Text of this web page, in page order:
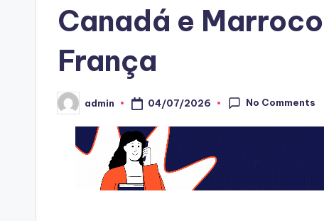
Canadá e
França
Posted
by
admin 04/07/2026 No Comments